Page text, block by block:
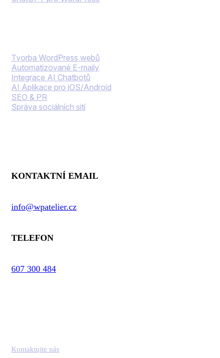
Tvorba WordPress webů
Automatizované E-maily
Integrace AI Chatbotů
AI Aplikace pro iOS/Android
SEO & PR
Správa sociálních sítí
KONTAKTNÍ EMAIL
info@wpatelier.cz
TELEFON
607 300 484
Kontaktujte nás